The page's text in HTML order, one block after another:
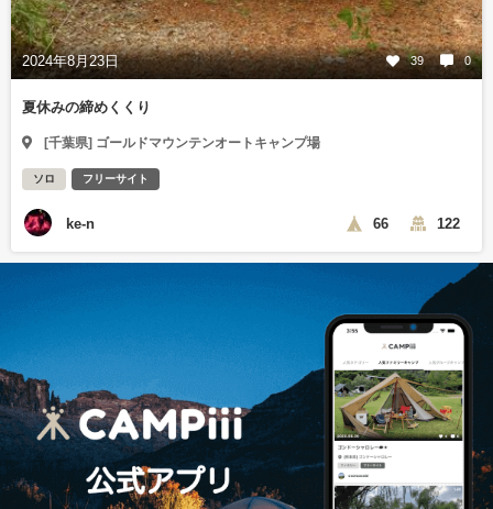
2024年8月23日 39 0
夏休みの締めくくり
[千葉県] ゴールドマウンテンオートキャンプ場
ソロ フリーサイト
ke-n 66 122